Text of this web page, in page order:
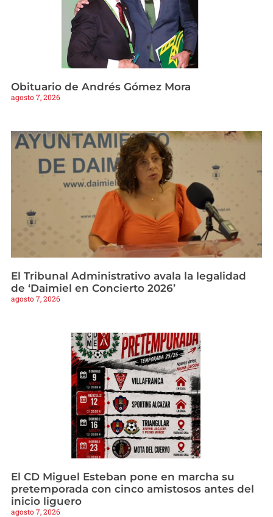
Obituario de Andrés Gómez Mora
agosto 7, 2026
El Tribunal Administrativo avala la legalidad
de ‘Daimiel en Concierto 2026’
agosto 7, 2026
El CD Miguel Esteban pone en marcha su
pretemporada con cinco amistosos antes del
inicio liguero
agosto 7, 2026